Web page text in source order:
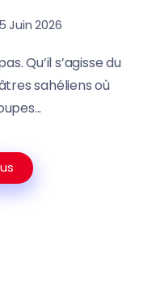
Juin 2026
Qu’il s’agisse du
sahéliens où